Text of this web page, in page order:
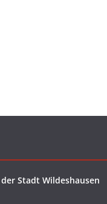
Stadt Wildeshausen